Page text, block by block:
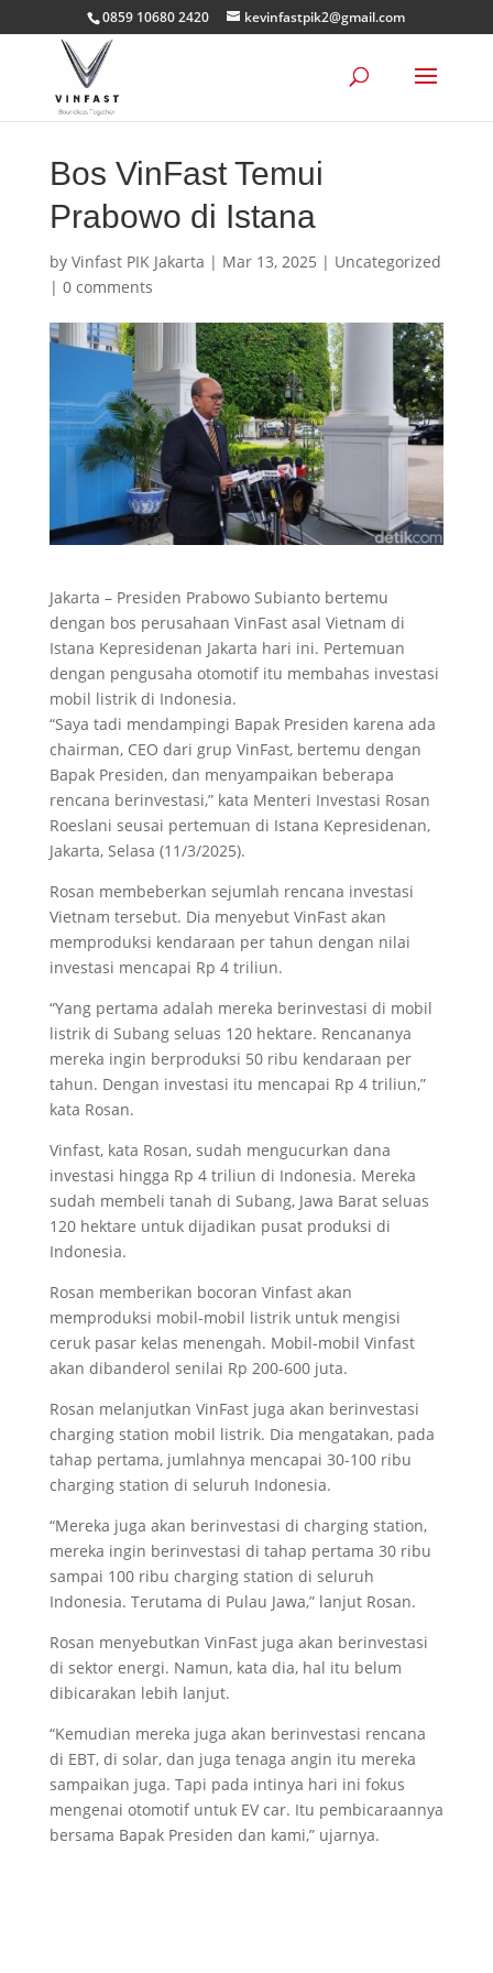
0859 10680 2420 kevinfastpik2@gmail.com
Bos VinFast Temui
Prabowo di Istana
by Vinfast PIK Jakarta | Mar 13, 2025 | Uncategorized
| 0 comments
Jakarta – Presiden Prabowo Subianto bertemu
dengan bos perusahaan VinFast asal Vietnam di
Istana Kepresidenan Jakarta hari ini. Pertemuan
dengan pengusaha otomotif itu membahas investasi
mobil listrik di Indonesia.
“Saya tadi mendampingi Bapak Presiden karena ada
chairman, CEO dari grup VinFast, bertemu dengan
Bapak Presiden, dan menyampaikan beberapa
rencana berinvestasi,” kata Menteri Investasi Rosan
Roeslani seusai pertemuan di Istana Kepresidenan,
Jakarta, Selasa (11/3/2025).
Rosan membeberkan sejumlah rencana investasi
Vietnam tersebut. Dia menyebut VinFast akan
memproduksi kendaraan per tahun dengan nilai
investasi mencapai Rp 4 triliun.
“Yang pertama adalah mereka berinvestasi di mobil
listrik di Subang seluas 120 hektare. Rencananya
mereka ingin berproduksi 50 ribu kendaraan per
tahun. Dengan investasi itu mencapai Rp 4 triliun,”
kata Rosan.
Vinfast, kata Rosan, sudah mengucurkan dana
investasi hingga Rp 4 triliun di Indonesia. Mereka
sudah membeli tanah di Subang, Jawa Barat seluas
120 hektare untuk dijadikan pusat produksi di
Indonesia.
Rosan memberikan bocoran Vinfast akan
memproduksi mobil-mobil listrik untuk mengisi
ceruk pasar kelas menengah. Mobil-mobil Vinfast
akan dibanderol senilai Rp 200-600 juta.
Rosan melanjutkan VinFast juga akan berinvestasi
charging station mobil listrik. Dia mengatakan, pada
tahap pertama, jumlahnya mencapai 30-100 ribu
charging station di seluruh Indonesia.
“Mereka juga akan berinvestasi di charging station,
mereka ingin berinvestasi di tahap pertama 30 ribu
sampai 100 ribu charging station di seluruh
Indonesia. Terutama di Pulau Jawa,” lanjut Rosan.
Rosan menyebutkan VinFast juga akan berinvestasi
di sektor energi. Namun, kata dia, hal itu belum
dibicarakan lebih lanjut.
“Kemudian mereka juga akan berinvestasi rencana
di EBT, di solar, dan juga tenaga angin itu mereka
sampaikan juga. Tapi pada intinya hari ini fokus
mengenai otomotif untuk EV car. Itu pembicaraannya
bersama Bapak Presiden dan kami,” ujarnya.